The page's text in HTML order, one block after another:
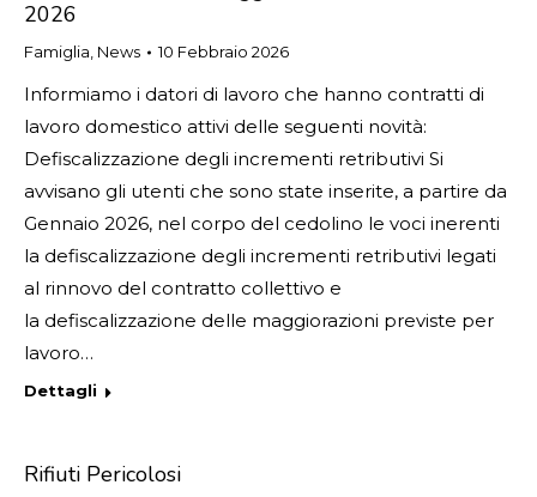
2026
Famiglia News 10 Febbraio 2026
Informiamo i datori di lavoro che hanno contratti di
lavoro domestico attivi delle seguenti novità:
Defiscalizzazione degli incrementi retributivi Si
avvisano gli utenti che sono state inserite, a partire da
Gennaio 2026, nel corpo del cedolino le voci inerenti
la defiscalizzazione degli incrementi retributivi legati
al rinnovo del contratto collettivo e
la defiscalizzazione delle maggiorazioni previste per
lavoro…
Dettagli
Rifiuti Pericolosi